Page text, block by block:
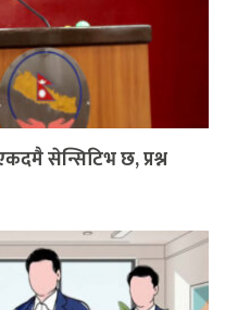
सेन्सिटिभ छ, प्रश्न